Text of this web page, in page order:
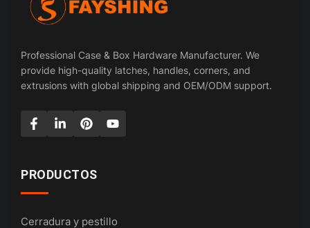
Professional Case & Box Hardware Manufacturer. We
provide high-quality latches, handles, corners, and
extrusions with global shipping and OEM/ODM support.
PRODUCTOS
Cerradura y pestillo